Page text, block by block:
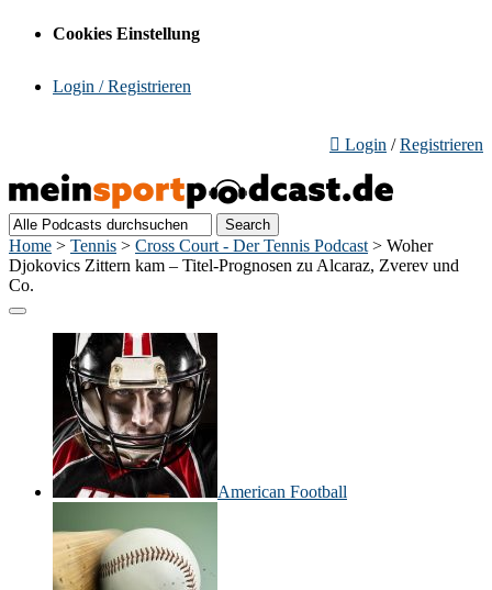
Cookies Einstellung
Login / Registrieren
Login /Registrieren
Home > Tennis > Cross Court - Der Tennis Podcast > Woher
Djokovics Zittern kam – Titel-Prognosen zu Alcaraz, Zverev und
Co.
American Football